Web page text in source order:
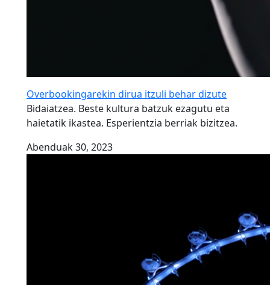
Overbookingarekin dirua itzuli behar dizute
Bidaiatzea. Beste kultura batzuk ezagutu eta
haietatik ikastea. Esperientzia berriak bizitzea.
Abenduak 30, 2023